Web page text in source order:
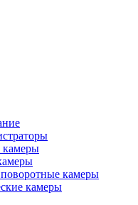
камеры
камеры
камеры